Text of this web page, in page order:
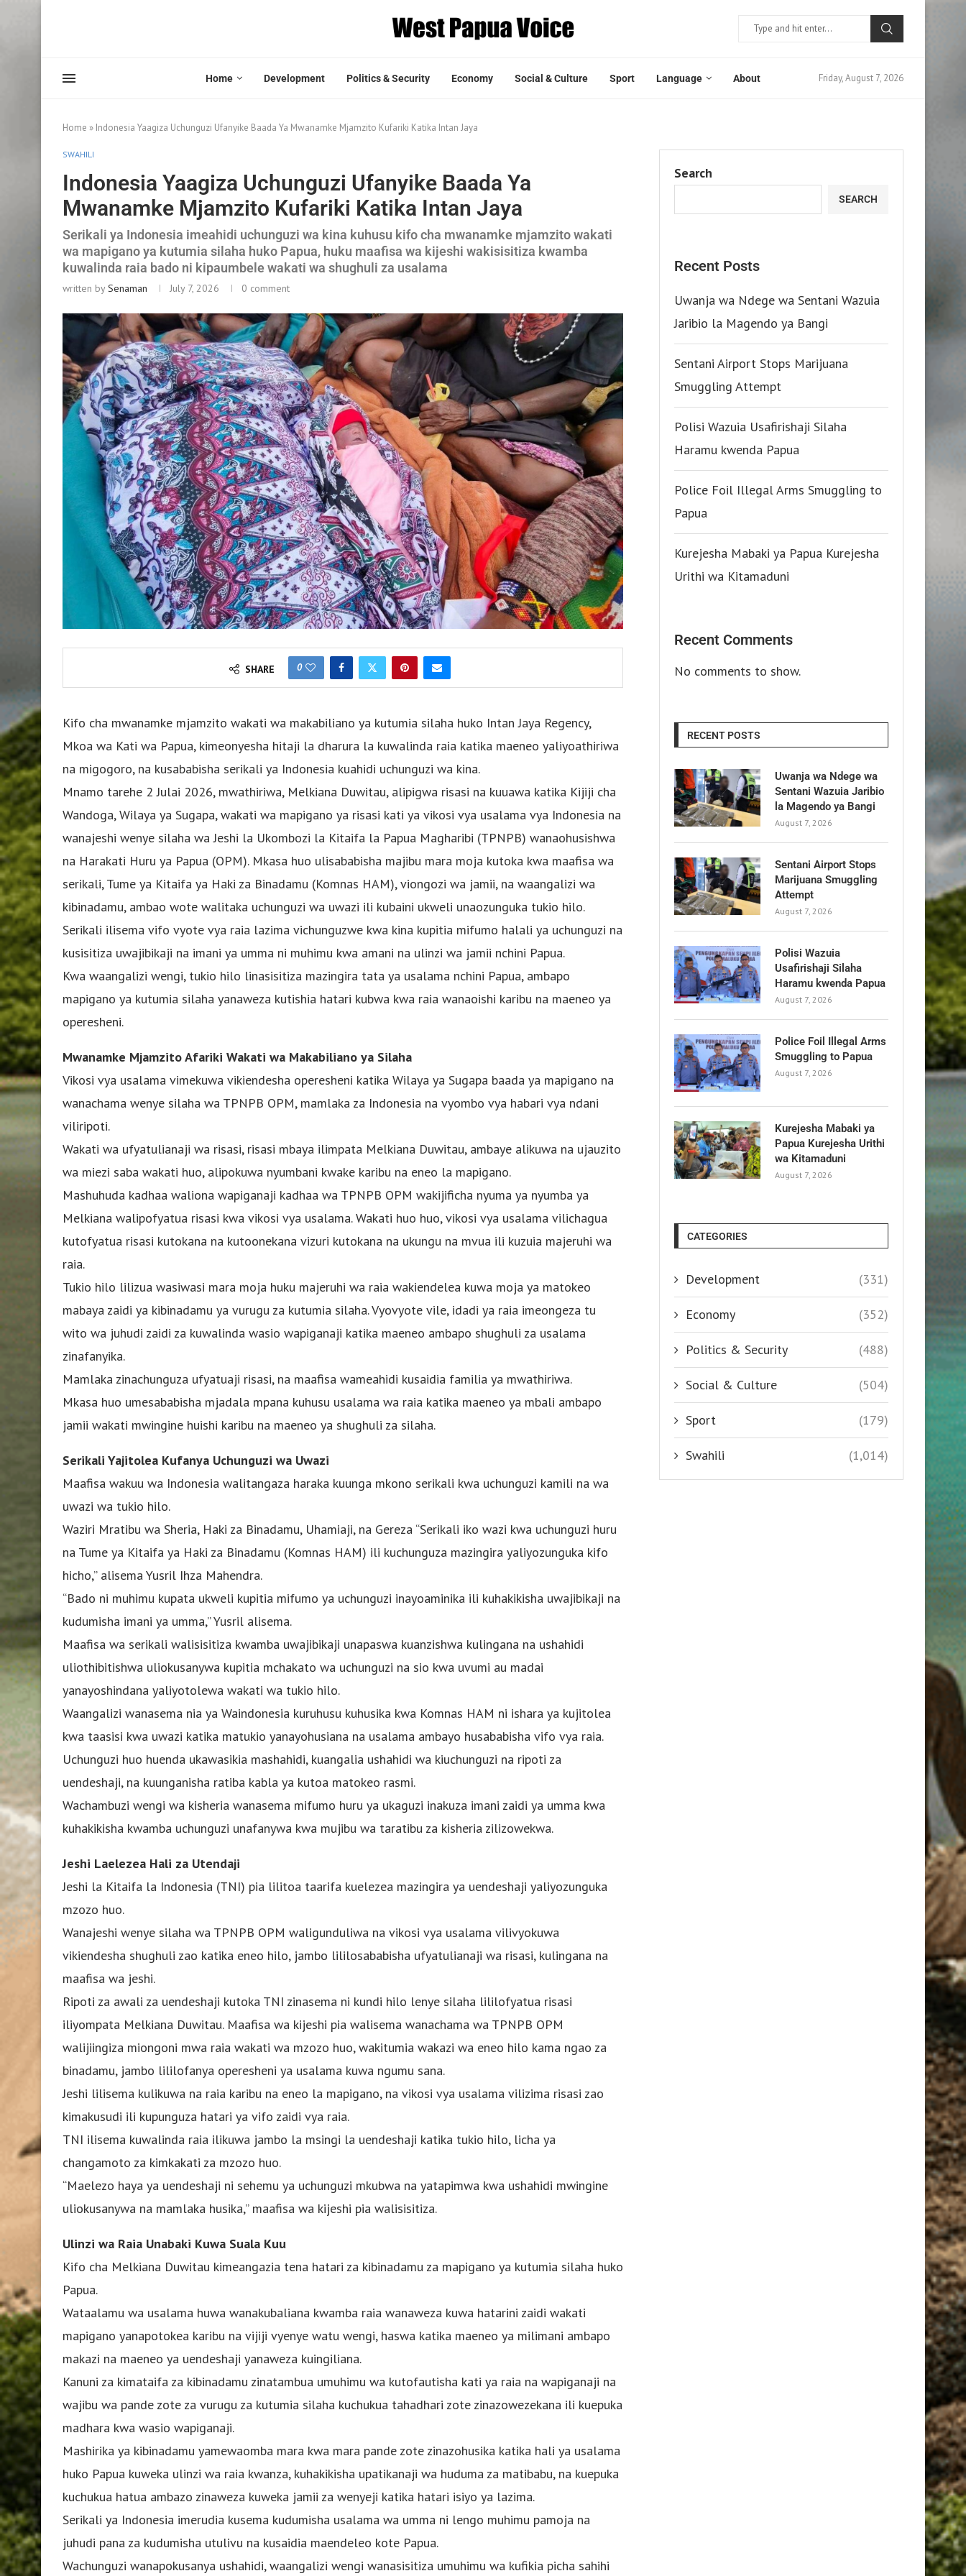
Home Development Politics & Security Economy Social & Culture Sport Language About Friday, August 7, 2026
Home » Indonesia Yaagiza Uchunguzi Ufanyike Baada Ya Mwanamke Mjamzito Kufariki Katika Intan Jaya
SWAHILI
Indonesia Yaagiza Uchunguzi Ufanyike Baada Ya
Mwanamke Mjamzito Kufariki Katika Intan Jaya
Serikali ya Indonesia imeahidi uchunguzi wa kina kuhusu kifo cha mwanamke mjamzito wakati
wa mapigano ya kutumia silaha huko Papua, huku maafisa wa kijeshi wakisisitiza kwamba
kuwalinda raia bado ni kipaumbele wakati wa shughuli za usalama
written bySenaman July 7, 2026 0 comment
SHARE 0
Kifo cha mwanamke mjamzito wakati wa makabiliano ya kutumia silaha huko Intan Jaya Regency,
Mkoa wa Kati wa Papua, kimeonyesha hitaji la dharura la kuwalinda raia katika maeneo yaliyoathiriwa
na migogoro, na kusababisha serikali ya Indonesia kuahidi uchunguzi wa kina.
Mnamo tarehe 2 Julai 2026, mwathiriwa, Melkiana Duwitau, alipigwa risasi na kuuawa katika Kijiji cha
Wandoga, Wilaya ya Sugapa, wakati wa mapigano ya risasi kati ya vikosi vya usalama vya Indonesia na
wanajeshi wenye silaha wa Jeshi la Ukombozi la Kitaifa la Papua Magharibi (TPNPB) wanaohusishwa
na Harakati Huru ya Papua (OPM). Mkasa huo ulisababisha majibu mara moja kutoka kwa maafisa wa
serikali, Tume ya Kitaifa ya Haki za Binadamu (Komnas HAM), viongozi wa jamii, na waangalizi wa
kibinadamu, ambao wote walitaka uchunguzi wa uwazi ili kubaini ukweli unaozunguka tukio hilo.
Serikali ilisema vifo vyote vya raia lazima vichunguzwe kwa kina kupitia mifumo halali ya uchunguzi na
kusisitiza uwajibikaji na imani ya umma ni muhimu kwa amani na ulinzi wa jamii nchini Papua.
Kwa waangalizi wengi, tukio hilo linasisitiza mazingira tata ya usalama nchini Papua, ambapo
mapigano ya kutumia silaha yanaweza kutishia hatari kubwa kwa raia wanaoishi karibu na maeneo ya
operesheni.
Mwanamke Mjamzito Afariki Wakati wa Makabiliano ya Silaha
Vikosi vya usalama vimekuwa vikiendesha operesheni katika Wilaya ya Sugapa baada ya mapigano na
wanachama wenye silaha wa TPNPB OPM, mamlaka za Indonesia na vyombo vya habari vya ndani
viliripoti.
Wakati wa ufyatulianaji wa risasi, risasi mbaya ilimpata Melkiana Duwitau, ambaye alikuwa na ujauzito
wa miezi saba wakati huo, alipokuwa nyumbani kwake karibu na eneo la mapigano.
Mashuhuda kadhaa waliona wapiganaji kadhaa wa TPNPB OPM wakijificha nyuma ya nyumba ya
Melkiana walipofyatua risasi kwa vikosi vya usalama. Wakati huo huo, vikosi vya usalama vilichagua
kutofyatua risasi kutokana na kutoonekana vizuri kutokana na ukungu na mvua ili kuzuia majeruhi wa
raia.
Tukio hilo lilizua wasiwasi mara moja huku majeruhi wa raia wakiendelea kuwa moja ya matokeo
mabaya zaidi ya kibinadamu ya vurugu za kutumia silaha. Vyovyote vile, idadi ya raia imeongeza tu
wito wa juhudi zaidi za kuwalinda wasio wapiganaji katika maeneo ambapo shughuli za usalama
zinafanyika.
Mamlaka zinachunguza ufyatuaji risasi, na maafisa wameahidi kusaidia familia ya mwathiriwa.
Mkasa huo umesababisha mjadala mpana kuhusu usalama wa raia katika maeneo ya mbali ambapo
jamii wakati mwingine huishi karibu na maeneo ya shughuli za silaha.
Serikali Yajitolea Kufanya Uchunguzi wa Uwazi
Maafisa wakuu wa Indonesia walitangaza haraka kuunga mkono serikali kwa uchunguzi kamili na wa
uwazi wa tukio hilo.
Waziri Mratibu wa Sheria, Haki za Binadamu, Uhamiaji, na Gereza “Serikali iko wazi kwa uchunguzi huru
na Tume ya Kitaifa ya Haki za Binadamu (Komnas HAM) ili kuchunguza mazingira yaliyozunguka kifo
hicho,” alisema Yusril Ihza Mahendra.
“Bado ni muhimu kupata ukweli kupitia mifumo ya uchunguzi inayoaminika ili kuhakikisha uwajibikaji na
kudumisha imani ya umma,” Yusril alisema.
Maafisa wa serikali walisisitiza kwamba uwajibikaji unapaswa kuanzishwa kulingana na ushahidi
uliothibitishwa uliokusanywa kupitia mchakato wa uchunguzi na sio kwa uvumi au madai
yanayoshindana yaliyotolewa wakati wa tukio hilo.
Waangalizi wanasema nia ya Waindonesia kuruhusu kuhusika kwa Komnas HAM ni ishara ya kujitolea
kwa taasisi kwa uwazi katika matukio yanayohusiana na usalama ambayo husababisha vifo vya raia.
Uchunguzi huo huenda ukawasikia mashahidi, kuangalia ushahidi wa kiuchunguzi na ripoti za
uendeshaji, na kuunganisha ratiba kabla ya kutoa matokeo rasmi.
Wachambuzi wengi wa kisheria wanasema mifumo huru ya ukaguzi inakuza imani zaidi ya umma kwa
kuhakikisha kwamba uchunguzi unafanywa kwa mujibu wa taratibu za kisheria zilizowekwa.
Jeshi Laelezea Hali za Utendaji
Jeshi la Kitaifa la Indonesia (TNI) pia lilitoa taarifa kuelezea mazingira ya uendeshaji yaliyozunguka
mzozo huo.
Wanajeshi wenye silaha wa TPNPB OPM waligunduliwa na vikosi vya usalama vilivyokuwa
vikiendesha shughuli zao katika eneo hilo, jambo lililosababisha ufyatulianaji wa risasi, kulingana na
maafisa wa jeshi.
Ripoti za awali za uendeshaji kutoka TNI zinasema ni kundi hilo lenye silaha lililofyatua risasi
iliyompata Melkiana Duwitau. Maafisa wa kijeshi pia walisema wanachama wa TPNPB OPM
walijiingiza miongoni mwa raia wakati wa mzozo huo, wakitumia wakazi wa eneo hilo kama ngao za
binadamu, jambo lililofanya operesheni ya usalama kuwa ngumu sana.
Jeshi lilisema kulikuwa na raia karibu na eneo la mapigano, na vikosi vya usalama vilizima risasi zao
kimakusudi ili kupunguza hatari ya vifo zaidi vya raia.
TNI ilisema kuwalinda raia ilikuwa jambo la msingi la uendeshaji katika tukio hilo, licha ya
changamoto za kimkakati za mzozo huo.
“Maelezo haya ya uendeshaji ni sehemu ya uchunguzi mkubwa na yatapimwa kwa ushahidi mwingine
uliokusanywa na mamlaka husika,” maafisa wa kijeshi pia walisisitiza.
Ulinzi wa Raia Unabaki Kuwa Suala Kuu
Kifo cha Melkiana Duwitau kimeangazia tena hatari za kibinadamu za mapigano ya kutumia silaha huko
Papua.
Wataalamu wa usalama huwa wanakubaliana kwamba raia wanaweza kuwa hatarini zaidi wakati
mapigano yanapotokea karibu na vijiji vyenye watu wengi, haswa katika maeneo ya milimani ambapo
makazi na maeneo ya uendeshaji yanaweza kuingiliana.
Kanuni za kimataifa za kibinadamu zinatambua umuhimu wa kutofautisha kati ya raia na wapiganaji na
wajibu wa pande zote za vurugu za kutumia silaha kuchukua tahadhari zote zinazowezekana ili kuepuka
madhara kwa wasio wapiganaji.
Mashirika ya kibinadamu yamewaomba mara kwa mara pande zote zinazohusika katika hali ya usalama
huko Papua kuweka ulinzi wa raia kwanza, kuhakikisha upatikanaji wa huduma za matibabu, na kuepuka
kuchukua hatua ambazo zinaweza kuweka jamii za wenyeji katika hatari isiyo ya lazima.
Serikali ya Indonesia imerudia kusema kudumisha usalama wa umma ni lengo muhimu pamoja na
juhudi pana za kudumisha utulivu na kusaidia maendeleo kote Papua.
Wachunguzi wanapokusanya ushahidi, waangalizi wengi wanasisitiza umuhimu wa kufikia picha sahihi
Search
SEARCH
Recent Posts
Uwanja wa Ndege wa Sentani Wazuia
Jaribio la Magendo ya Bangi
Sentani Airport Stops Marijuana
Smuggling Attempt
Polisi Wazuia Usafirishaji Silaha
Haramu kwenda Papua
Police Foil Illegal Arms Smuggling to
Papua
Kurejesha Mabaki ya Papua Kurejesha
Urithi wa Kitamaduni
Recent Comments
No comments to show.
RECENT POSTS
Uwanja wa Ndege wa
Sentani Wazuia Jaribio
la Magendo ya Bangi
August 7, 2026
Sentani Airport Stops
Marijuana Smuggling
Attempt
August 7, 2026
Polisi Wazuia
Usafirishaji Silaha
Haramu kwenda Papua
August 7, 2026
Police Foil Illegal Arms
Smuggling to Papua
August 7, 2026
Kurejesha Mabaki ya
Papua Kurejesha Urithi
wa Kitamaduni
August 7, 2026
CATEGORIES
Development (331)
Economy (352)
Politics & Security (488)
Social & Culture (504)
Sport (179)
Swahili (1,014)